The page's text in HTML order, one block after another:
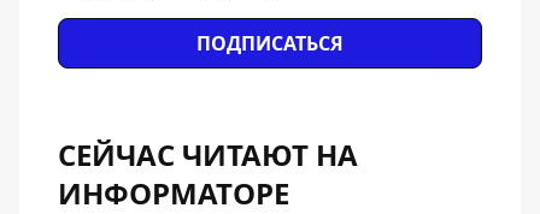
ПОДПИСАТЬСЯ
СЕЙЧАС ЧИТАЮТ НА
ИНФОРМАТОРЕ